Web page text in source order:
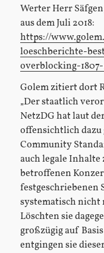
Werter Herr
aus dem Juli 2018:
https://
loeschberichte-
overblocking-
Golem zitiert dort
„Der staatlich
NetzDG hat laut
offensichtlich dazu
Community
auch legale Inhalte
betroffenen
festgeschriebenen
systematisch nicht
Löschten sie
großzügig auf
entgingen sie